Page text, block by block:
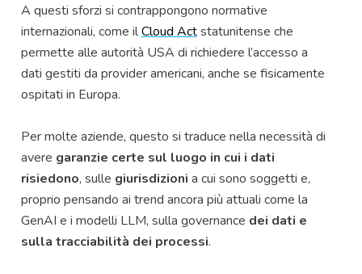
A questi sforzi si contrappongono normative
internazionali, come ilCloud Actstatunitense che
permette alle autorità USA di richiedere l’accesso a
dati gestiti da provider americani, anche se fisicamente
ospitati in Europa.
Per molte aziende, questo si traduce nella necessità di
avere garanzie certe sul luogo in cui i dati
risiedono, sulle giurisdizioni a cui sono soggetti e,
proprio pensando ai trend ancora più attuali come la
GenAI e i modelli LLM, sulla governance dei dati e
sulla tracciabilità dei processi.